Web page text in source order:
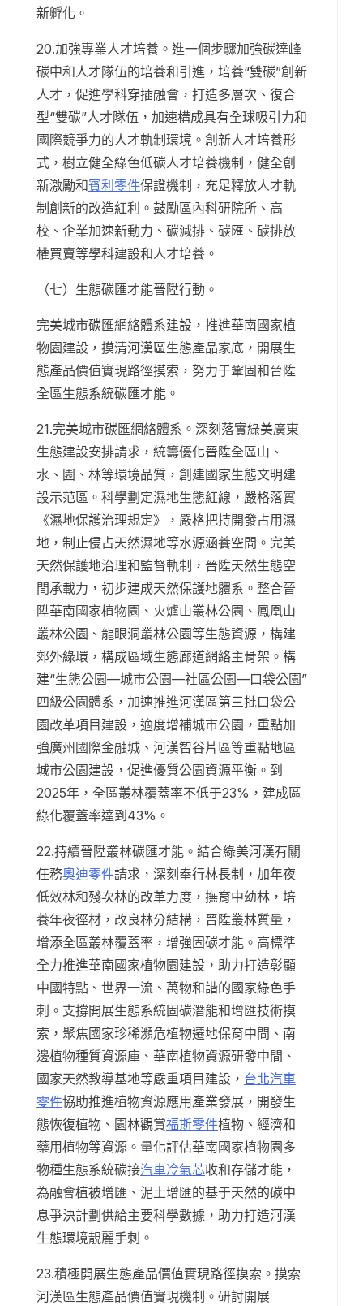
新孵化。
20.加強專業人才培養。進一個步驟加強碳達峰
碳中和人才隊伍的培養和引進，培養“雙碳”創新
人才，促進學科穿插融會，打造多層次、復合
型“雙碳”人才隊伍，加速構成具有全球吸引力和
國際競爭力的人才軌制環境。創新人才培養形
式，樹立健全綠色低碳人才培養機制，健全創
新激勵和賓利零件保證機制，充足釋放人才軌
制創新的改造紅利。鼓勵區內科研院所、高
校、企業加速新動力、碳減排、碳匯、碳排放
權買賣等學科建設和人才培養。
（七）生態碳匯才能晉陞行動。
完美城市碳匯網絡體系建設，推進華南國家植
物園建設，摸清河漢區生態產品家底，開展生
態產品價值實現路徑摸索，努力于鞏固和晉陞
全區生態系統碳匯才能。
21.完美城市碳匯網絡體系。深刻落實綠美廣東
生態建設安排請求，統籌優化晉陞全區山、
水、園、林等環境品質，創建國家生態文明建
設示范區。科學劃定濕地生態紅線，嚴格落實
《濕地保護治理規定》，嚴格把持開發占用濕
地，制止侵占天然濕地等水源涵養空間。完美
天然保護地治理和監督軌制，晉陞天然生態空
間承載力，初步建成天然保護地體系。整合晉
陞華南國家植物園、火爐山叢林公園、鳳凰山
叢林公園、龍眼洞叢林公園等生態資源，構建
郊外綠環，構成區域生態廊道網絡主骨架。構
建“生態公園—城市公園—社區公園—口袋公園”
四級公園體系，加速推進河漢區第三批口袋公
園改革項目建設，適度增補城市公園，重點加
強廣州國際金融城、河漢智谷片區等重點地區
城市公園建設，促進優質公園資源平衡。到
2025年，全區叢林覆蓋率不低于23%，建成區
綠化覆蓋率達到43%。
22.持續晉陞叢林碳匯才能。結合綠美河漢有關
任務奧迪零件請求，深刻奉行林長制，加年夜
低效林和殘次林的改革力度，撫育中幼林，培
養年夜徑材，改良林分結構，晉陞叢林質量，
增添全區叢林覆蓋率，增強固碳才能。高標準
全力推進華南國家植物園建設，助力打造彰顯
中國特點、世界一流、萬物和諧的國家綠色手
刺。支撐開展生態系統固碳潛能和增匯技術摸
索，聚焦國家珍稀瀕危植物遷地保育中間、南
邊植物種質資源庫、華南植物資源研發中間、
國家天然教導基地等嚴重項目建設， 台北汽車
零件協助推進植物資源應用產業發展，開發生
態恢復植物、園林觀賞福斯零件植物、經濟和
藥用植物等資源。量化評估華南國家植物園多
物種生態系統碳接汽車冷氣芯收和存儲才能，
為融會植被增匯、泥土增匯的基于天然的碳中
息爭決計劃供給主要科學數據，助力打造河漢
生態環境靚麗手刺。
23.積極開展生態產品價值實現路徑摸索。摸索
河漢區生態產品價值實現機制。研討開展